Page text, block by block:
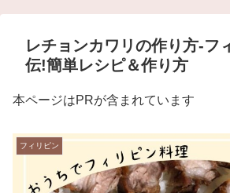
レチョンカワリの作り方-フ
伝!簡単レシピ＆作り方
本ページはPRが含まれています
フィリピン